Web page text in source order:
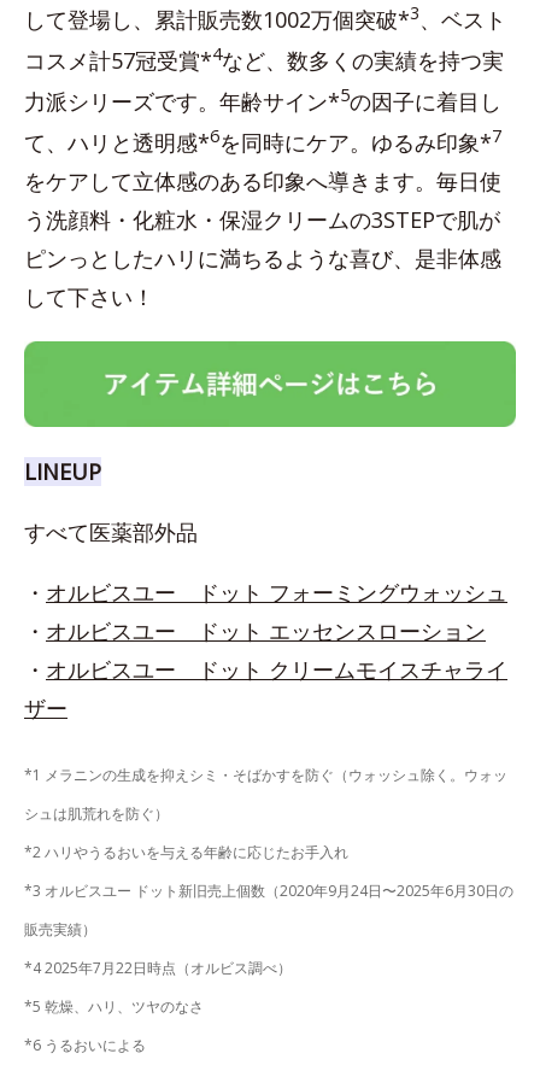
して登場し、累計販売数1002万個突破*3、ベスト
コスメ計57冠受賞*4など、数多くの実績を持つ実
力派シリーズです。年齢サイン*5の因子に着目し
て、ハリと透明感*6を同時にケア。ゆるみ印象*7
をケアして立体感のある印象へ導きます。毎日使
う洗顔料・化粧水・保湿クリームの3STEPで肌が
ピンっとしたハリに満ちるような喜び、是非体感
して下さい！
LINEUP
すべて医薬部外品
・ オルビスユー ドット フォーミングウォッシュ
・ オルビスユー ドット エッセンスローション
・ オルビスユー ドット クリームモイスチャライ
ザー
*1 メラニンの生成を抑えシミ・そばかすを防ぐ（ウォッシュ除く。ウォッ
シュは肌荒れを防ぐ）
*2 ハリやうるおいを与える年齢に応じたお手入れ
*3 オルビスユー ドット新旧売上個数（2020年9月24日〜2025年6月30日の
販売実績）
*4 2025年7月22日時点（オルビス調べ）
*5 乾燥、ハリ、ツヤのなさ
*6 うるおいによる